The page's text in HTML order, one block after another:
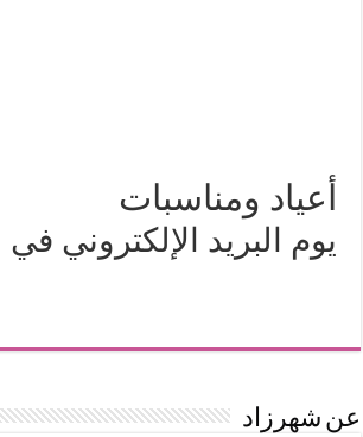
أعياد ومناسبات
يوم البريد الإلكتروني في
عن شهرزاد